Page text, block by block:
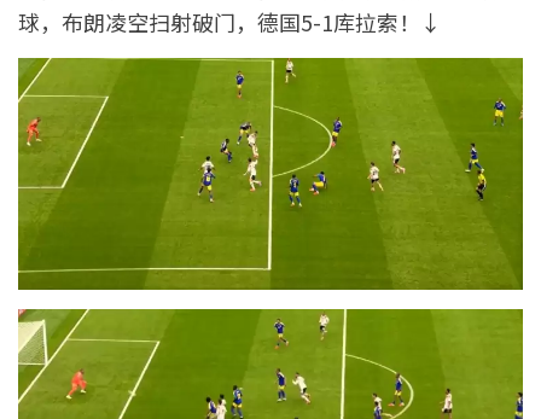
球，布朗凌空扫射破门，德国5-1库拉索！↓